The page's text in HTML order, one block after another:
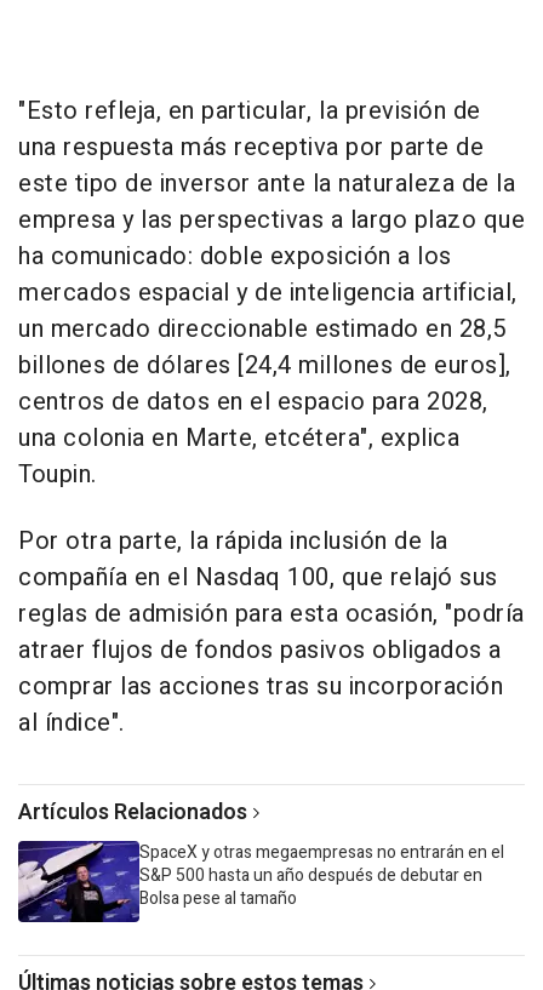
"Esto refleja, en particular, la previsión de
una respuesta más receptiva por parte de
este tipo de inversor ante la naturaleza de la
empresa y las perspectivas a largo plazo que
ha comunicado: doble exposición a los
mercados espacial y de inteligencia artificial,
un mercado direccionable estimado en 28,5
billones de dólares [24,4 millones de euros],
centros de datos en el espacio para 2028,
una colonia en Marte, etcétera", explica
Toupin.
Por otra parte, la rápida inclusión de la
compañía en el Nasdaq 100, que relajó sus
reglas de admisión para esta ocasión, "podría
atraer flujos de fondos pasivos obligados a
comprar las acciones tras su incorporación
al índice".
Artículos Relacionados
SpaceX y otras megaempresas no entrarán en el
S&P 500 hasta un año después de debutar en
Bolsa pese al tamaño